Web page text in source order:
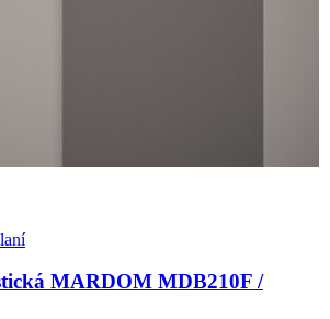
MARDOM MDB210F /